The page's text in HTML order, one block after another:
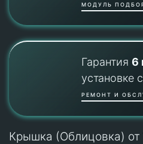
МОДУЛЬ
Гарантия 6
установке
РЕМОНТ И
Крышка (Облицовка)